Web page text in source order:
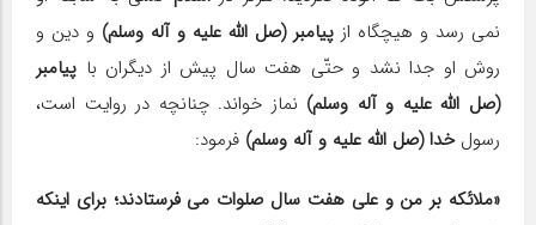
نمی رسد و هیچگاه از پیامبر (صل الله علیه و آله وسلم) و دین و
روش او جدا نشد و حتّی هفت سال پیش از دیگران با پیامبر
(صل الله علیه و آله وسلم) نماز خواند. چنانچه در روایت است،
رسولخدا (صل الله علیه و آله وسلم) فرمود:
«ملائكه بر من و علی هفت سال صلوات می فرستادند؛ برای اینكه